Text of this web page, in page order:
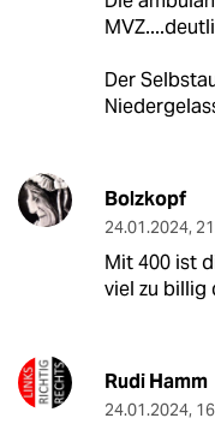
Der
Bolzkopf
24.01.2024,
Mit 400 ist
viel zu billig
Rudi Hamm
24.01.2024,